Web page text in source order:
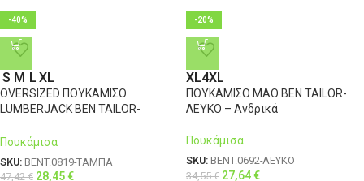
-40%
S M L XL
OVERSIZED ΠΟΥΚΑΜΙΣΟ
LUMBERJACK BEN TAILOR-
Πουκάμισα
SKU: BENT.0819-ΤΑΜΠΑ
47,42€ 28,45€
-20%
XL4XL
ΠΟΥΚΑΜΙΣΟ MAO BEN TAILOR-
ΛΕΥΚΟ – Ανδρικά
Πουκάμισα
SKU: BENT.0692-ΛΕΥΚΟ
34,55€ 27,64€